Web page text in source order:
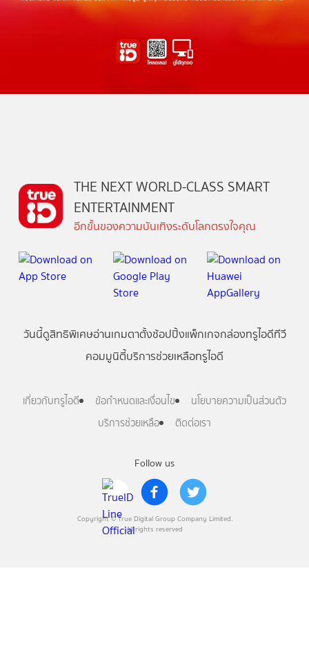
Follow us
Copyright © True Digital Group Company Limited.
All rights reserved
THE NEXT WORLD-CLASS SMART
ENTERTAINMENT
อีกขั้นของความบันเทิงระดับโลกตรงใจคุณ
วันนี้ดูสิทธิพิเศษอ่านเกมตาตั้งช้อปปิ้งแพ็กเกจกล่องทรูไอดีทีวี
คอมมูนิตี้บริการช่วยเหลือทรูไอดี
เกี่ยวกับทรูไอดี ข้อกำหนดและเงื่อนไข
นโยบายความเป็นส่วนตัว
บริการช่วยเหลือ
ติดต่อเรา